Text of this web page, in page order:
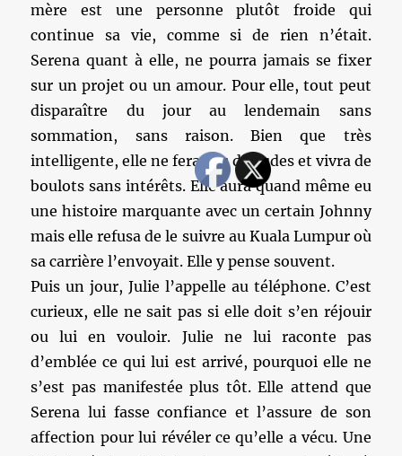
mère est une personne plutôt froide qui
continue sa vie, comme si de rien n’était.
Serena quant à elle, ne pourra jamais se fixer
sur un projet ou un amour. Pour elle, tout peut
disparaître du jour au lendemain sans
sommation, sans raison. Bien que très
intelligente, elle ne fera pas d’études et vivra de
boulots sans intérêts. Elle aura quand même eu
une histoire marquante avec un certain Johnny
mais elle refusa de le suivre au Kuala Lumpur où
sa carrière l’envoyait. Elle y pense souvent.
Puis un jour, Julie l’appelle au téléphone. C’est
curieux, elle ne sait pas si elle doit s’en réjouir
ou lui en vouloir. Julie ne lui raconte pas
d’emblée ce qui lui est arrivé, pourquoi elle ne
s’est pas manifestée plus tôt. Elle attend que
Serena lui fasse confiance et l’assure de son
affection pour lui révéler ce qu’elle a vécu. Une